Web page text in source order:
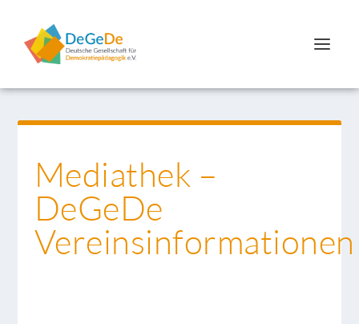
Mediathek –
DeGeDe
Vereinsinformationen